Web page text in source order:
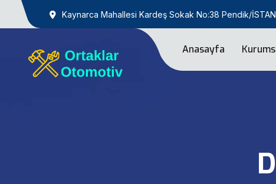
Kaynarca Mahallesi Kardeş Sokak No:38 Pendik/
Anasayfa